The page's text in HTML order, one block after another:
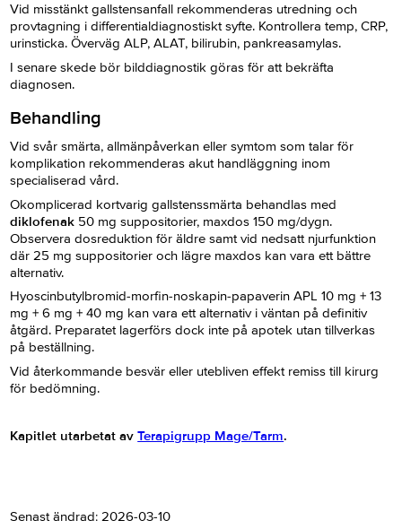
Vid misstänkt gallstensanfall rekommenderas utredning och
provtagning i differentialdiagnostiskt syfte. Kontrollera temp, CRP,
urinsticka. Överväg ALP, ALAT, bilirubin, pankreasamylas.
I senare skede bör bilddiagnostik göras för att bekräfta
diagnosen.
Behandling
Vid svår smärta, allmänpåverkan eller symtom som talar för
komplikation rekommenderas akut handläggning inom
specialiserad vård.
Okomplicerad kortvarig gallstenssmärta behandlas med
diklofenak 50 mg suppositorier, maxdos 150 mg/dygn.
Observera dosreduktion för äldre samt vid nedsatt njurfunktion
där 25 mg suppositorier och lägre maxdos kan vara ett bättre
alternativ.
Hyoscinbutylbromid-morfin-noskapin-papaverin APL 10 mg + 13
mg + 6 mg + 40 mg kan vara ett alternativ i väntan på definitiv
åtgärd. Preparatet lagerförs dock inte på apotek utan tillverkas
på beställning.
Vid återkommande besvär eller utebliven effekt remiss till kirurg
för bedömning.
Kapitlet utarbetat avTerapigrupp Mage/Tarm.
Senast ändrad:2026-03-10